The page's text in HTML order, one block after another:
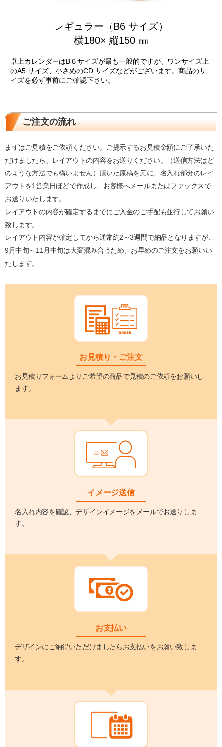
レギュラー（B6 サイズ）
横180× 縦150 ㎜
卓上カレンダーはB６サイズが最も一般的ですが、ワンサイズ上
のA5 サイズ、小さめのCD サイズなどがございます。商品のサ
イズを必ず事前にご確認下さい。
ご注文の流れ
まずはご見積をご依頼ください。ご提示するお見積金額にご了承いた
だけましたら、レイアウトの内容をお送りください。（送信方法はど
のような方法でも構いません）頂いた原稿を元に、名入れ部分のレイ
アウトを1営業日ほどで作成し、お客様へメールまたはファックスで
お送りいたします。
レイアウトの内容が確定するまでにご入金のご手配も並行してお願い
致します。
レイアウト内容が確定してから通常約2～3週間で納品となりますが、
9月中旬～11月中旬は大変混み合うため、お早めのご注文をお願いい
たします。
お見積り・ご注文
お見積りフォームよりご希望の商品で見積のご依頼をお願いし
ます。
イメージ送信
名入れ内容を確認、デザインイメージをメールでお送りしま
す。
お支払い
デザインにご納得いただけましたらお支払いをお願い致しま
す。